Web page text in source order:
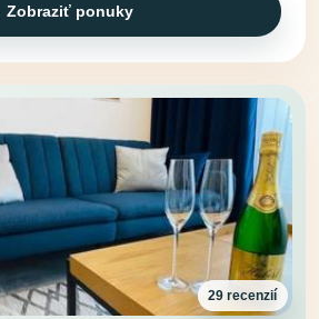
Zobraziť ponuky
29 recenzií